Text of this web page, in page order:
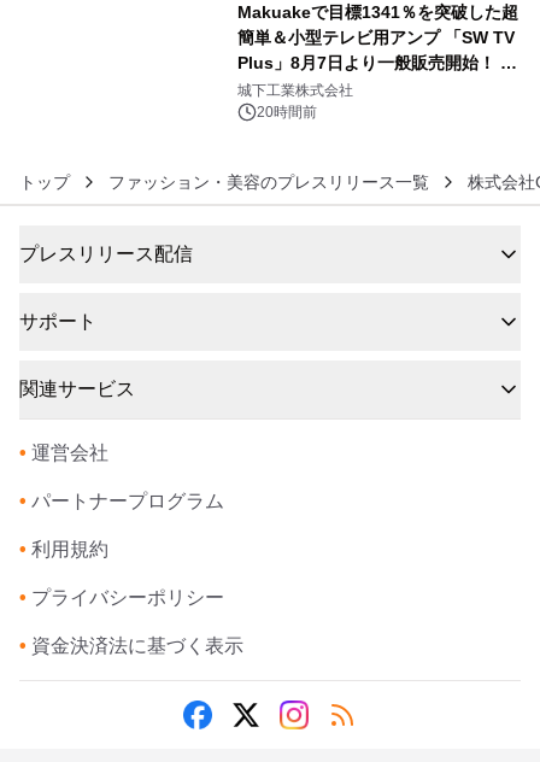
Makuakeで目標1341％を突破した超
簡単＆小型テレビ用アンプ 「SW TV
Plus」8月7日より一般販売開始！ ケ
ーブル1本つなぐだけ、テレビの音が
ぐっと豊かに
城下工業株式会社
20時間前
トップ ファッション・美容のプレスリリース一覧 株式会社
プレスリリース配信
サポート
関連サービス
• 運営会社
• パートナープログラム
• 利用規約
• プライバシーポリシー
• 資金決済法に基づく表示